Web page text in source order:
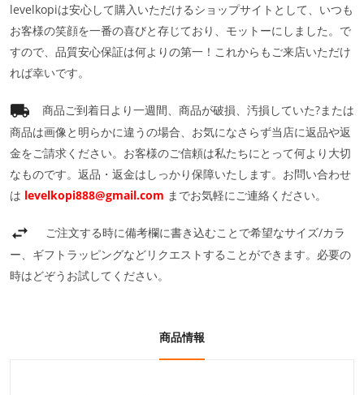
levelkopiは安心して購入いただけるショップサイトとして、いつも
お客様の笑顔を一番の喜びと存じており、モットーにしました。で
すので、品質安心保証は何よりの第一！これからもご来店いただけ
れば幸いです。
商品ご到着日より一週間、商品が破損、汚損していた?または
商品は画像と明らかに違うの場合、お気になさらず当店に返品や返
金をご請求ください。お客様のご信頼は私たちにとって何より大切
なものです。返品・返金はしっかり保障いたします。お問い合わせ
は levelkopi888@gmail.com までお気軽にご連絡ください。
ご注文する時に備考欄に書き込むことで希望なサイズ/カラ
ー、ギフトラッピングなどリクエストすることができます。必要の
時はどぞうお試してください。
商品情報